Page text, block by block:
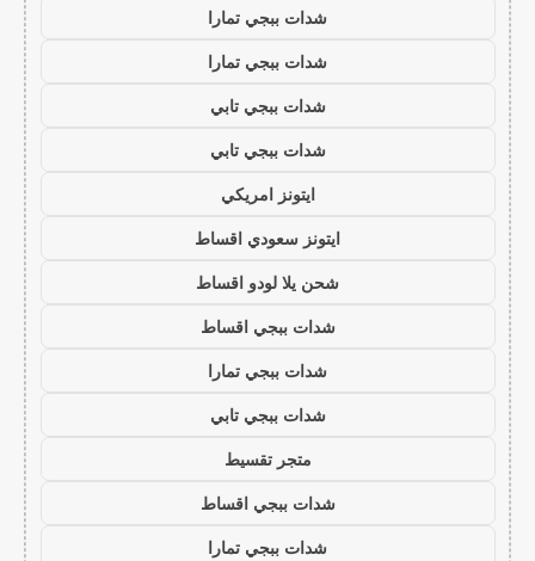
شدات ببجي تمارا
شدات ببجي تمارا
شدات ببجي تابي
شدات ببجي تابي
ايتونز امريكي
ايتونز سعودي اقساط
شحن يلا لودو اقساط
شدات ببجي اقساط
شدات ببجي تمارا
شدات ببجي تابي
متجر تقسيط
شدات ببجي اقساط
شدات ببجي تمارا